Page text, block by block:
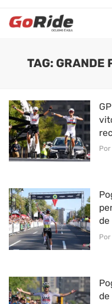
TAG: GRANDE
Por
de
Por
de